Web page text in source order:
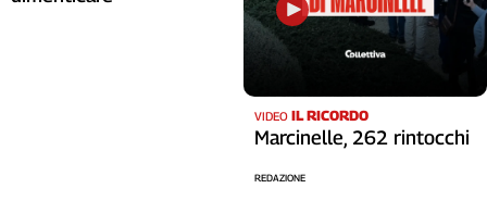
Piemonte
VIDEO IL RICORDO
Marcinelle, 262 rintocchi
REDAZIONE